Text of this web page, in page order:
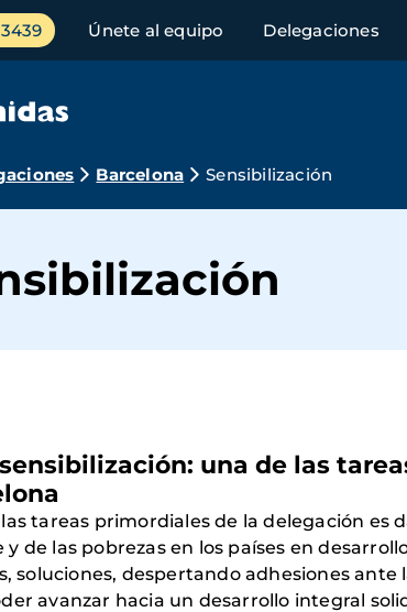
Únete al equipo Delegaciones
Barcelona Sensibilización
sensibilización: una de las
tareas primordiales de la delegación es
y de las pobrezas en los países en
soluciones, despertando adhesiones
avanzar hacia un desarrollo integral